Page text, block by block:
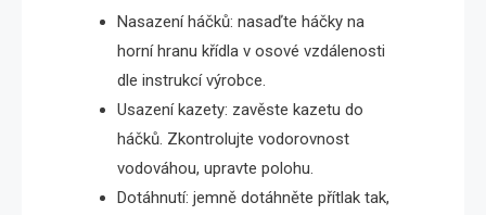
Nasazení háčků: nasaďte háčky na
horní hranu křídla v osové vzdálenosti
dle instrukcí výrobce.
Usazení kazety: zavěste kazetu do
háčků. Zkontrolujte vodorovnost
vodováhou, upravte polohu.
Dotáhnutí: jemně dotáhněte přítlak tak,